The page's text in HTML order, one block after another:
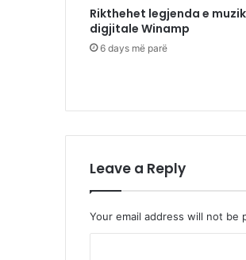
Rikthehet legjenda e
digjitale Winamp
6 days më parë
Leave a Reply
Your email address will not be